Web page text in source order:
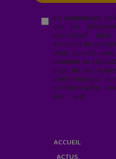
En soumettant ce
que les
exploitées*
demande de
Vous pouvez
moment en
page de nos
d'informations
confidentialité,
site web
ACCUEIL